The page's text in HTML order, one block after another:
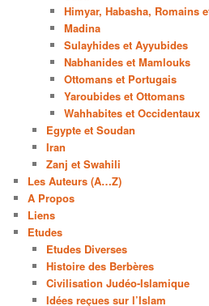
Himyar, Habasha, Romains
Madina
Sulayhides et Ayyubides
Nabhanides et Mamlouks
Ottomans et Portugais
Yaroubides et Ottomans
Wahhabites et Occidentaux
Egypte et Soudan
Iran
Zanj et Swahili
Les Auteurs (A…Z)
A Propos
Liens
Etudes
Etudes Diverses
Histoire des Berbères
Civilisation Judéo-Islamique
Idées reçues sur l’Islam